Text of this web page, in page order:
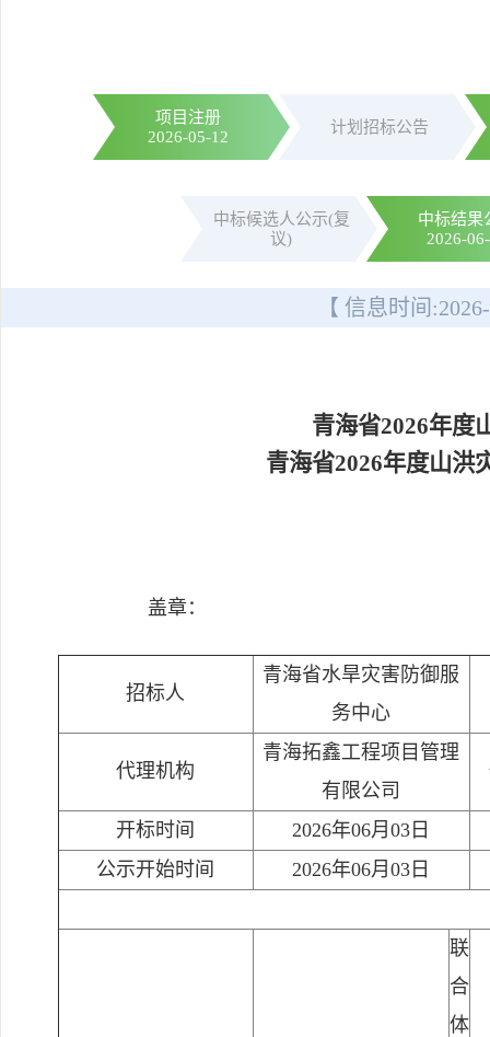
项目注册
2026-05-12
计划招标公告
中标候选人公示(复
议)
中标结果
2026-
【 信息时间:
青海省2026年度
青海省2026年度山洪
盖章：
招标人
青海省水旱灾害防御服
务中心
代理机构
青海拓鑫工程项目管理
有限公司
开标时间
2026年06月03日
公示开始时间
2026年06月03日
联
合
体